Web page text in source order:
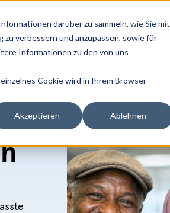
darüber zu sammeln, wie Sie mit
verbessern und anzupassen, sowie für
Informationen zu den von uns
Cookie wird in Ihrem Browser
Akzeptieren Ablehnen